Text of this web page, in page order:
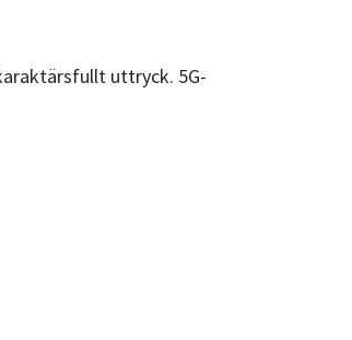
uttryck. 5G-